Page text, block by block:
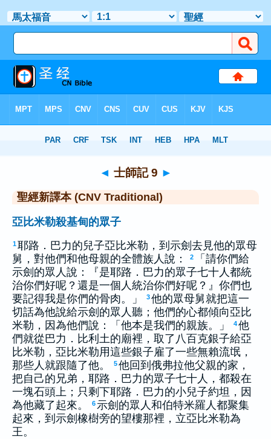
> 士師記 9
◄ 士師記 9 ►
聖經新譯本 (CNV Traditional)
亞比米勒殺基甸的眾子
1耶路．巴力的兒子亞比米勒，到示劍去見他的眾母
舅，對他們和他母親的全體族人說：
2
「請你們給
示劍的眾人說：『是耶路．巴力的眾子七十人都統
治你們好呢？還是一個人統治你們好呢？』你們也
要記得我是你們的骨肉。」
3他的眾母舅就把這一
切話為他說給示劍的眾人聽；他們的心都傾向亞比
米勒，因為他們說：「他本是我們的親族。」
4他
們就從巴力．比利土的廟裡，取了八百克銀子給亞
比米勒，亞比米勒用這些銀子雇了一些無賴流氓，
那些人就跟隨了他。
5他回到俄弗拉他父親的家，
把自己的兄弟，耶路．巴力的眾子七十人，都殺在
一塊石頭上；只剩下耶路．巴力的小兒子約坦，因
為他藏了起來。
6示劍的眾人和伯特米羅人都聚集
起來，到示劍橡樹旁的望樓那裡，立亞比米勒為
王。